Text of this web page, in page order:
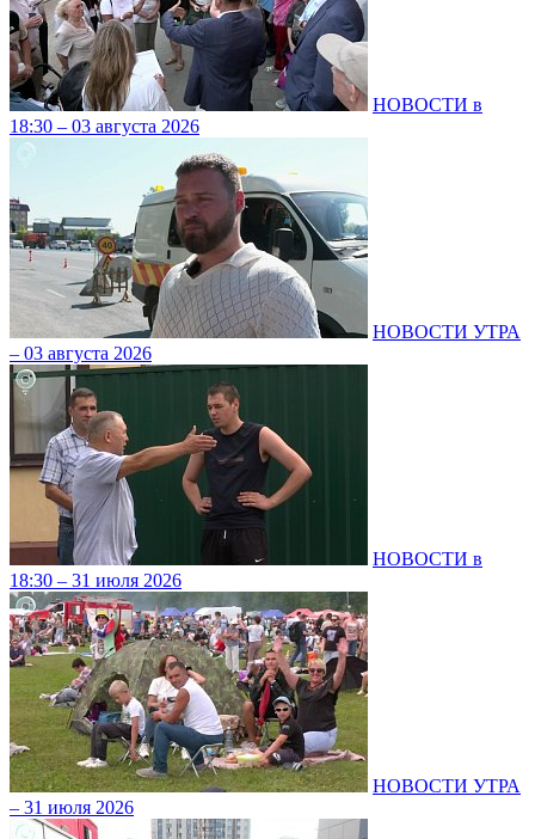
НОВОСТИ в
18:30 – 03 августа 2026
НОВОСТИ УТРА
– 03 августа 2026
НОВОСТИ в
18:30 – 31 июля 2026
НОВОСТИ УТРА
– 31 июля 2026